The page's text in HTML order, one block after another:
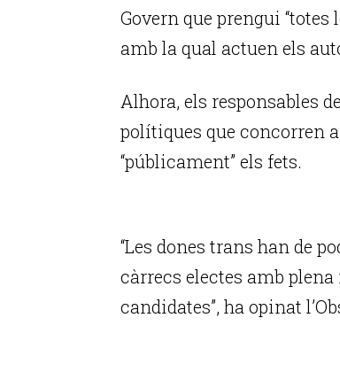
Govern que prengui
amb la qual actuen els
Alhora, els responsables
polítiques que concorren
“públicament” els fets.
“Les dones trans han de
càrrecs electes amb
candidates”, ha opinat